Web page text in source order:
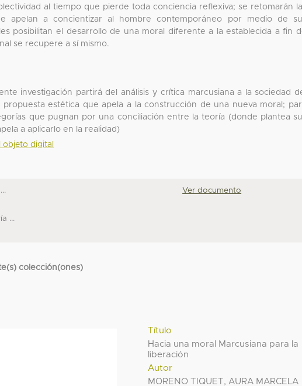
al tiempo que pierde toda conciencia reflexiva; se retomarán
apelan a concientizar al hombre contemporáneo por medio de
posibilitan el desarrollo de una moral diferente a la establecida a fin
se recupere a sí mismo.
investigación partirá del análisis y crítica marcusiana a la sociedad
propuesta estética que apela a la construcción de una nueva moral;
que pugnan por una conciliación entre la teoría (donde plantea
a aplicarlo en la realidad)
objeto digital
...
Ver documento
colección(ones)
Título
Hacia una moral Marcusiana para la
liberación
Autor
MORENO TIQUET, AURA MARCELA